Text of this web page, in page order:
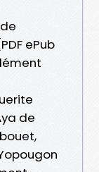
ePub
de